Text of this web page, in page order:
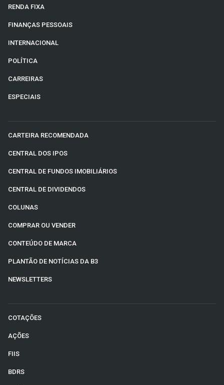
RENDA FIXA
FINANÇAS PESSOAIS
INTERNACIONAL
POLÍTICA
CARREIRAS
ESPECIAIS
CARTEIRA RECOMENDADA
CENTRAL DOS IPOS
CENTRAL DE FUNDOS IMOBILIÁRIOS
CENTRAL DE DIVIDENDOS
COLUNAS
COMPRAR OU VENDER
CONTEÚDO DE MARCA
PLANTÃO DE NOTÍCIAS DA B3
NEWSLETTERS
COTAÇÕES
AÇÕES
FIIS
BDRS